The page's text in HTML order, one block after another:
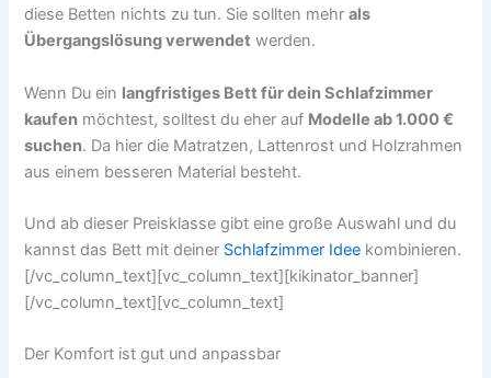
diese Betten nichts zu tun. Sie sollten mehrals
Übergangslösung verwendet werden.
Wenn Du ein langfristiges Bett für dein Schlafzimmer
kaufen möchtest, solltest du eher auf Modelle ab 1.000 €
suchen. Da hier die Matratzen, Lattenrost und Holzrahmen
aus einem besseren Material besteht.
Und ab dieser Preisklasse gibt eine große Auswahl und du
kannst das Bett mit deiner Schlafzimmer Idee kombinieren.
[/vc_column_text][vc_column_text][kikinator_banner]
[/vc_column_text][vc_column_text]
Der Komfort ist gut und anpassbar